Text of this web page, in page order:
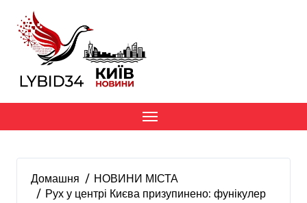
вмісту
Домашня
НОВИНИ МІСТА
Рух у центрі Києва призупинено: фунікулер